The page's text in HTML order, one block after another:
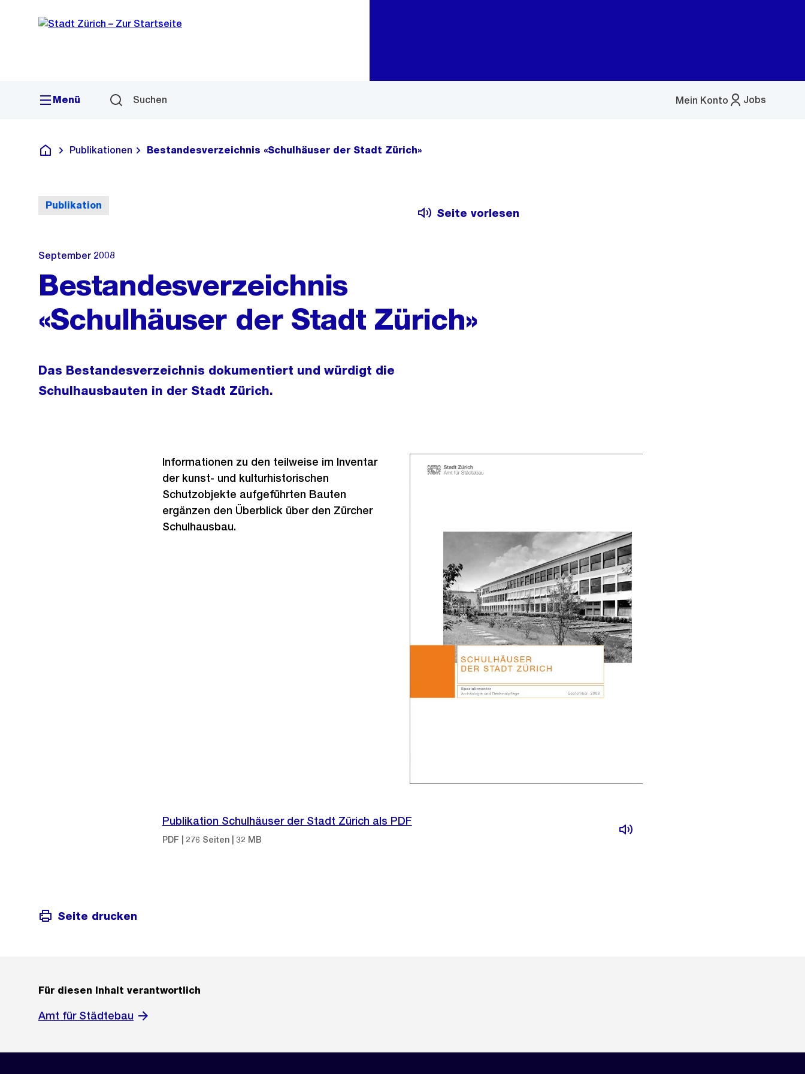
Navigation
Sprunglink
Menü Suchen Jobs
Mein Konto
Menü
Deutsch
Publikationen Bestandesverzeichnis «Schulhäuser der Stadt Zürich»
Publikation
Seite vorlesen
September 2008
Bestandesverzeichnis
«Schulhäuser der Stadt Zürich»
Das Bestandesverzeichnis dokumentiert und würdigt die
Schulhausbauten in der Stadt Zürich.
Informationen zu den teilweise im Inventar
der kunst- und kulturhistorischen
Schutzobjekte aufgeführten Bauten
ergänzen den Überblick über den Zürcher
Schulhausbau.
Publikation Schulhäuser der Stadt Zürich als PDF
PDF | 276 Seiten | 32 MB
Seite drucken
Für diesen Inhalt verantwortlich
Amt für Städtebau